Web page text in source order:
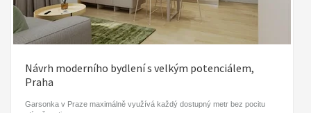
Návrh moderního bydlení s velkým potenciálem,
Praha
Garsonka v Praze maximálně využívá každý dostupný metr bez pocitu